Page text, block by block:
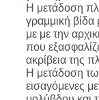
Η μετάδοση
γραμμική
με με την
που
ακρίβεια της
Η μετάδοση
εισαγόμενες